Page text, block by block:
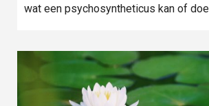
wat een psychosyntheticus kan of